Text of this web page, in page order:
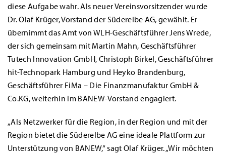
diese Aufgabe wahr. Als neuer Vereinsvorsitzender wurde
Dr. Olaf Krüger, Vorstand der Süderelbe AG, gewählt. Er
übernimmt das Amt von WLH-Geschäftsführer Jens Wrede,
der sich gemeinsam mit Martin Mahn, Geschäftsführer
Tutech Innovation GmbH, Christoph Birkel, Geschäftsführer
hit-Technopark Hamburg und Heyko Brandenburg,
Geschäftsführer FiMa – Die Finanzmanufaktur GmbH &
Co.KG, weiterhin im BANEW-Vorstand engagiert.
„Als Netzwerker für die Region, in der Region und mit der
Region bietet die Süderelbe AG eine ideale Plattform zur
Unterstützung von BANEW,“ sagt Olaf Krüger. „Wir möchten